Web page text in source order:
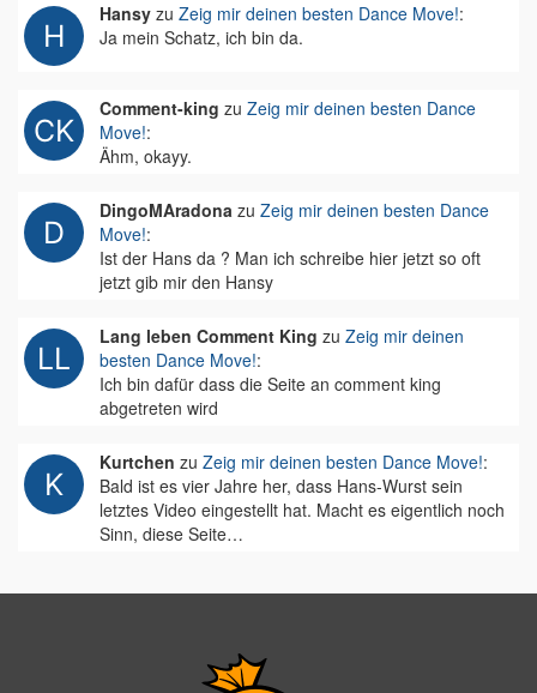
Hansy zu Zeig mir deinen besten Dance Move!:
Ja mein Schatz, ich bin da.
Comment-king zu Zeig mir deinen besten Dance
Move!:
Ähm, okayy.
DingoMAradona zu Zeig mir deinen besten Dance
Move!:
Ist der Hans da ? Man ich schreibe hier jetzt so oft
jetzt gib mir den Hansy
Lang leben Comment King zu Zeig mir deinen
besten Dance Move!:
Ich bin dafür dass die Seite an comment king
abgetreten wird
Kurtchen zu Zeig mir deinen besten Dance Move!:
Bald ist es vier Jahre her, dass Hans-Wurst sein
letztes Video eingestellt hat. Macht es eigentlich noch
Sinn, diese Seite…